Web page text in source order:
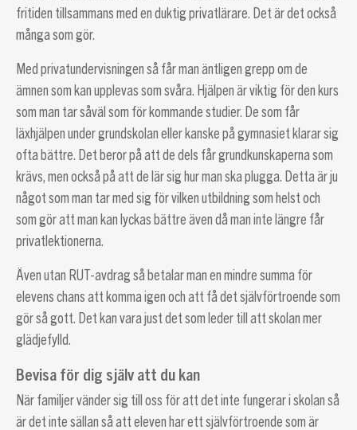
fritiden tillsammans med en duktig privatlärare. Det är det också
många som gör.
Med privatundervisningen så får man äntligen grepp om de
ämnen som kan upplevas som svåra. Hjälpen är viktig för den kurs
som man tar såväl som för kommande studier. De som får
läxhjälpen under grundskolan eller kanske på gymnasiet klarar sig
ofta bättre. Det beror på att de dels får grundkunskaperna som
krävs, men också på att de lär sig hur man ska plugga. Detta är ju
något som man tar med sig för vilken utbildning som helst och
som gör att man kan lyckas bättre även då man inte längre får
privatlektionerna.
Även utan RUT-avdrag så betalar man en mindre summa för
elevens chans att komma igen och att få det självförtroende som
gör så gott. Det kan vara just det som leder till att skolan mer
glädjefylld.
Bevisa för dig själv att du kan
När familjer vänder sig till oss för att det inte fungerar i skolan så
är det inte sällan så att eleven har ett självförtroende som är